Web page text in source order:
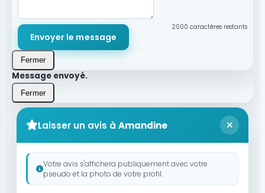
2000 caractères restants
Envoyer le message
Fermer
Message envoyé.
Fermer
Laisser un avis à Amandine
Votre avis s'affichera publiquement avec votre
pseudo et la photo de votre profil.